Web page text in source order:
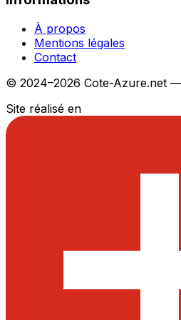
À propos
Mentions légales
Contact
© 2024–2026 Cote-Azure.net
Site réalisé en